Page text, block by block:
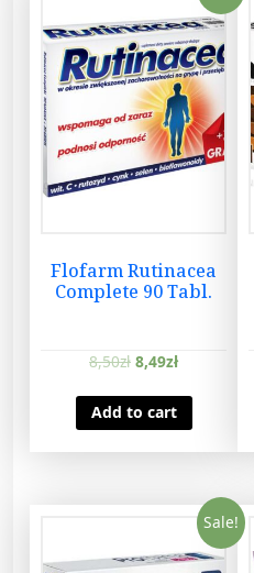
Flofarm Rutinacea
Complete 90 Tabl.
8,50zł 8,49zł
Add to cart
Sale!